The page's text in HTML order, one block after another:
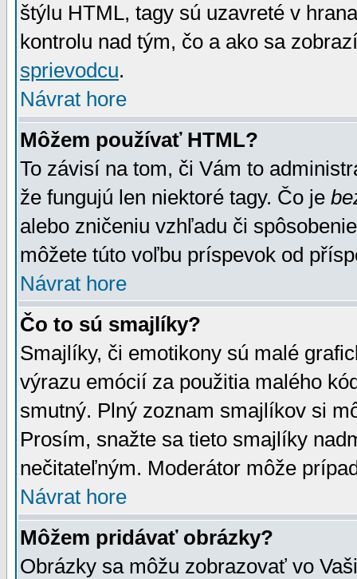
štýlu HTML, tagy sú uzavreté v
kontrolu nad tým, čo a ako sa
sprievodcu.
Návrat hore
Môžem používať HTML?
To závisí na tom, či Vám to
že fungujú len niektoré tagy. Čo je
alebo zničeniu vzhľadu či
môžete túto voľbu príspevok od
Návrat hore
Čo to sú smajlíky?
Smajlíky, či emotikony sú malé
výrazu emócií za použitia malého
smutný. Plný zoznam smajlíkov si
Prosím, snažte sa tieto smajlíky
nečitateľným. Moderátor môže
Návrat hore
Môžem pridávať obrázky?
Obrázky sa môžu zobrazovať vo